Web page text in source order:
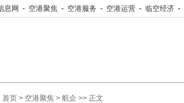
息网 - 空港聚焦 - 空港服务 - 空港运营 - 临空经济 -
首页 > 空港聚焦 > 航企 >> 正文